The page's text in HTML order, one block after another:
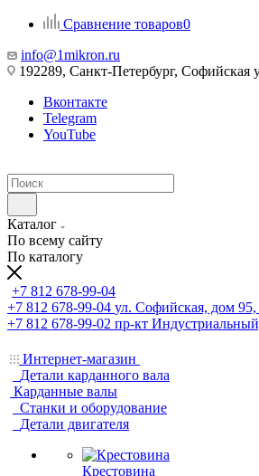
Сравнение товаров0
info@1mikron.ru
192289, Санкт-Петербург, Софийская
Вконтакте
Telegram
YouTube
Каталог
По всему сайту
По каталогу
+7 812 678-99-04
+7 812 678-99-04 ул. Софийская, дом
+7 812 678-99-02 пр-кт
Интернет-магазин
Детали карданного вала
Карданные валы
Станки и оборудование
Детали двигателя
Крестовина